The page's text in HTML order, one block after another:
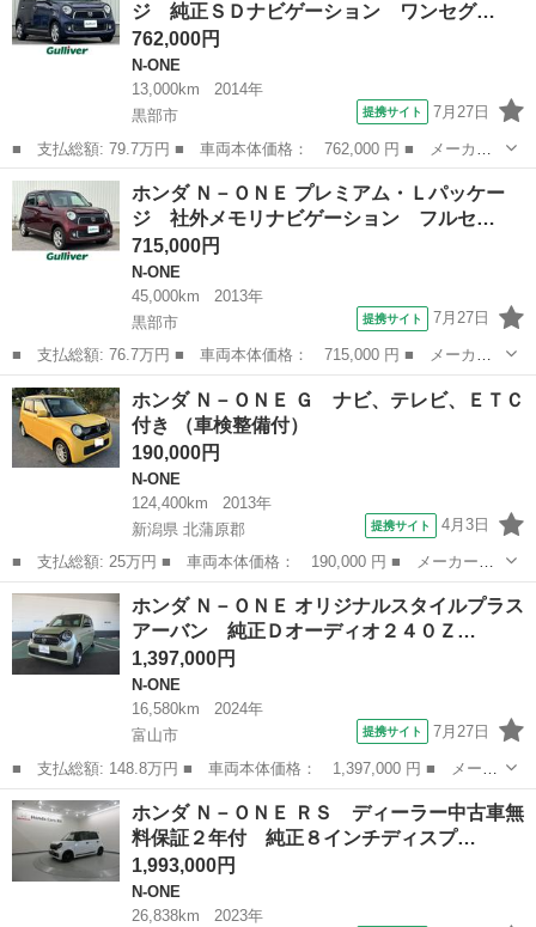
ＤＶＤ／ＢＴ...
ジ 純正ＳＤナビゲーション ワンセグ…
762,000円
N-ONE
13,000km
2014年
黒部市
提携サイト 7月27日
■ 支払総額: 79.7万円 ■ 車両本体価格： 762,000 円 ■ メーカー
名： ホンダ ■ 車種名： Ｎ－ＯＮＥ ■ グレード名： プレミア
ム・Ｌパッケージ 純正ＳＤナビゲーション ワンセグＴＶ バック
カメラ 社外...
富山 黒部市 N-ONE
ホンダ Ｎ－ＯＮＥ プレミアム・Ｌパッケー
ジ 社外メモリナビゲーション フルセ…
715,000円
N-ONE
45,000km
2013年
黒部市
提携サイト 7月27日
■ 支払総額: 76.7万円 ■ 車両本体価格： 715,000 円 ■ メーカー
名： ホンダ ■ 車種名： Ｎ－ＯＮＥ ■ グレード名： プレミア
ム・Ｌパッケージ 社外メモリナビゲーション フルセグＴＶ ベン
チシート チ...
富山 黒部市 N-ONE
ホンダ Ｎ－ＯＮＥ Ｇ ナビ、テレビ、ＥＴＣ
付き （車検整備付）
190,000円
N-ONE
124,400km
2013年
新潟県 北蒲原郡
提携サイト 4月3日
■ 支払総額: 25万円 ■ 車両本体価格： 190,000 円 ■ メーカー
名： ホンダ ■ 車種名： Ｎ－ＯＮＥ ■ グレード名： Ｇ ナ
ビ、テレビ、ＥＴＣ付き ■ 排気量： 660cc ■ ドア枚数： 5D ■
ミッ...
新潟 北蒲原郡 N-ONE
ホンダ Ｎ－ＯＮＥ オリジナルスタイルプラス
アーバン 純正Ｄオーディオ２４０Ｚ…
1,397,000円
N-ONE
16,580km
2024年
富山市
提携サイト 7月27日
■ 支払総額: 148.8万円 ■ 車両本体価格： 1,397,000 円 ■ メーカ
ー名： ホンダ ■ 車種名： Ｎ－ＯＮＥ ■ グレード名： オリジ
ナルスタイルプラスアーバン 純正Ｄオーディオ２４０ＺＦＥ＋Ｂカ
メラ／Ｂ...
富山 富山市 N-ONE
ホンダ Ｎ－ＯＮＥ ＲＳ ディーラー中古車無
料保証２年付 純正８インチディスプ…
1,993,000円
N-ONE
26,838km
2023年